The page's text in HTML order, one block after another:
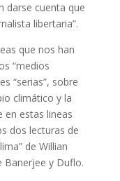
darse cuenta que
libertaria”.
que nos han
“medios
“serias”, sobre
climático y la
en estas lineas
dos lecturas de
de Willian
Banerjee y Duflo.